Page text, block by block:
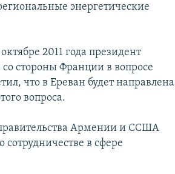
энергетические
2011 года президент
стороны Франции в вопросе
что в Ереван будет направлена
вопроса.
Армении и ССША
в сфере